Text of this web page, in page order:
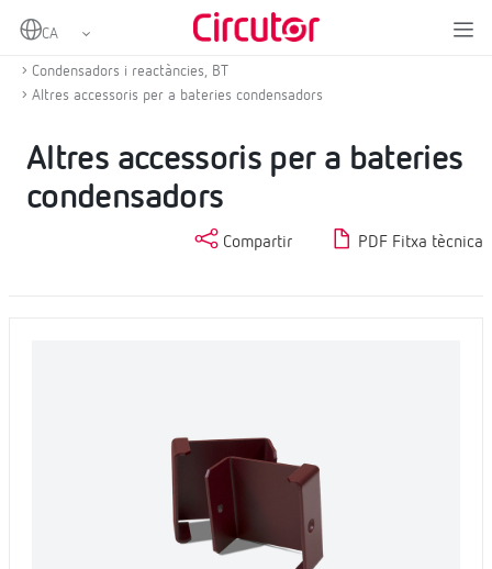
Home
Condensadors i reactàncies, BT
Altres accessoris per a bateries condensadors
Altres accessoris per a bateries
condensadors
Compartir PDF Fitxa tècnica